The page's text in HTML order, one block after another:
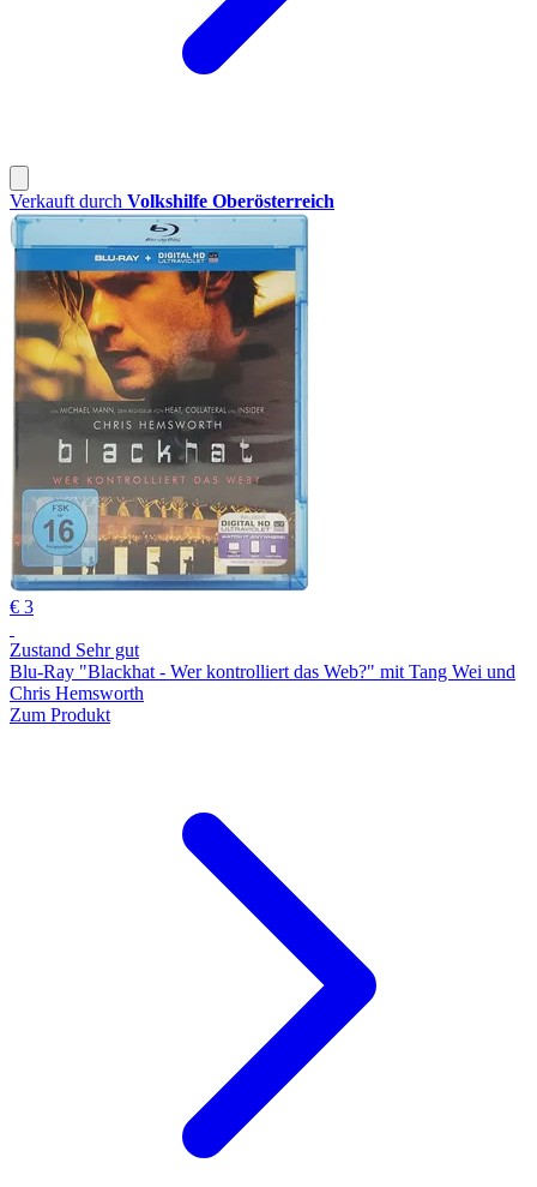
Verkauft durch Volkshilfe Oberösterreich
€ 3
Zustand Sehr gut
Blu-Ray "Blackhat - Wer kontrolliert das Web?" mit Tang Wei und
Chris Hemsworth
Zum Produkt